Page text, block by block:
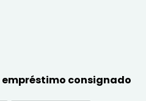
empréstimo consignado